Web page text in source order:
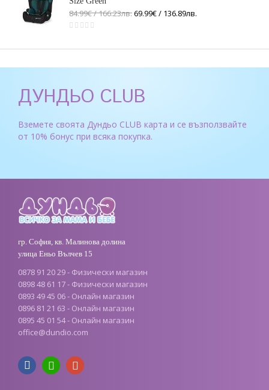
84.99€ / 166.23лв.69.99€ / 136.89лв.
ДУНДЬО CLUB
Вземете своята Дундьо CLUB карта и се възползвайте
от 10% бонус при всяка покупка.
гр. София, кв. Малинова долина
улица Еньо Вълчев 15
0878 91 20 29 - Физически магазин
0898 48 61 17 - Физически магазин
0893 49 45 06 - Онлайн магазин
0896 81 21 63 - Онлайн магазин
0895 45 01 54 - Онлайн магазин
office@dundio.com